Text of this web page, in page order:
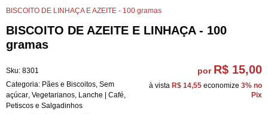
BISCOITO DE LINHAÇA E AZEITE - 100 gramas
BISCOITO DE AZEITE E LINHAÇA - 100
gramas
Sku: 8301
Categoria: Pães e Biscoitos Sem
açúcar Vegetarianos Lanche | Café
Petiscos e Salgadinhos
por R$ 15,00
à vista R$ 14,55 economize 3% no
Pix